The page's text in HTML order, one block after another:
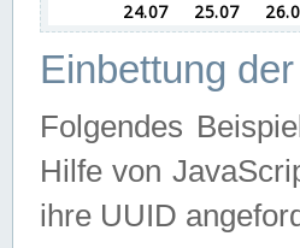
Einbettung
Folgendes
Hilfe von
ihre UUID